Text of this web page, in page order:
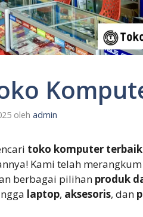
oleh admin
toko komputer
Kami telah merangkum
berbagai pilihan produk
laptop, aksesoris, dan